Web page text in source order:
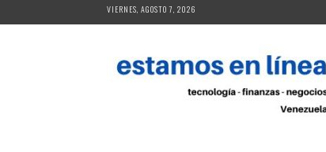
al
VIERNES, AGOSTO 7, 2026